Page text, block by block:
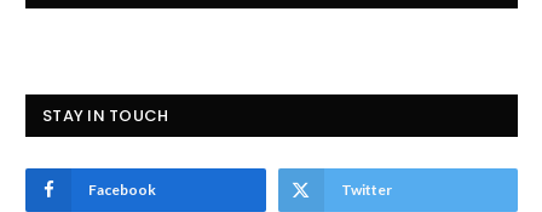
STAY IN TOUCH
Facebook Twitter